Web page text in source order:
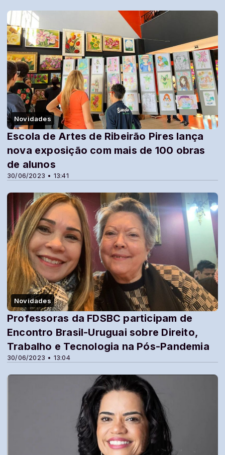
Novidades
30/06/2023 • 13:41
Escola de Artes de Ribeirão Pires lança
nova exposição com mais de 100 obras
de alunos
Novidades
30/06/2023 • 13:04
Professoras da FDSBC participam de
Encontro Brasil-Uruguai sobre Direito,
Trabalho e Tecnologia na Pós-Pandemia